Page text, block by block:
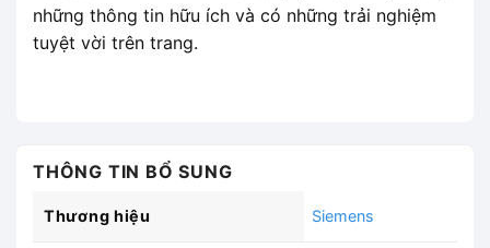
những thông tin hữu ích và có những trải nghiệm
tuyệt vời trên trang.
THÔNG TIN BỔ SUNG
Thương hiệu Siemens